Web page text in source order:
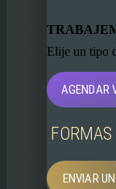
Elije un tipo
AGENDAR
ENVIAR